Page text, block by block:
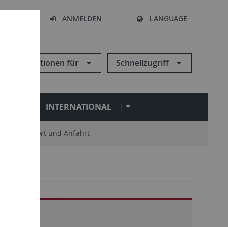
ANMELDEN LANGUAGE
Informationen für Schnellzugriff
INTERNATIONAL
Standort und Anfahrt